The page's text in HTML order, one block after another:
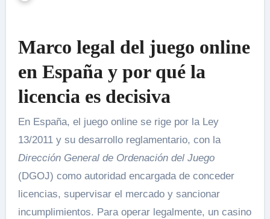
Marco legal del juego online
en España y por qué la
licencia es decisiva
En España, el juego online se rige por la Ley
13/2011 y su desarrollo reglamentario, con la
Dirección General de Ordenación del Juego
(DGOJ) como autoridad encargada de conceder
licencias, supervisar el mercado y sancionar
incumplimientos. Para operar legalmente, un casino